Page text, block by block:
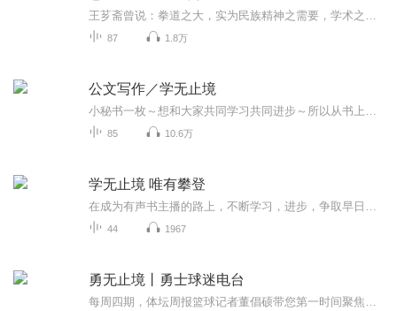
87 1.8万
公文写作／学无止境
85 10.6万
学无止境 唯有攀登
44 1967
勇无止境丨勇士球迷电台